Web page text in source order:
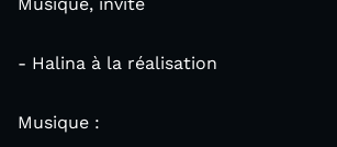
- Halina à la réalisation
Musique :